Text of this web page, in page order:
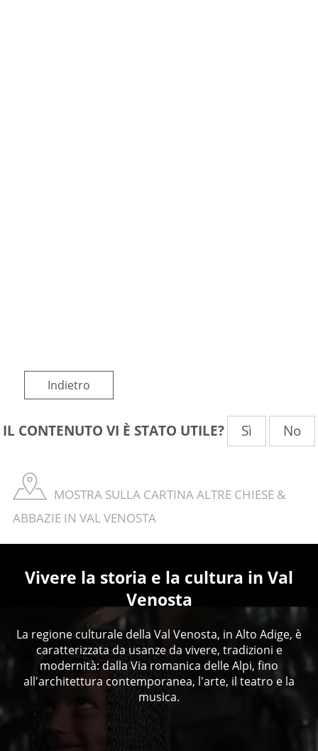
Indietro
IL CONTENUTO VI È STATO UTILE? Sì No
MOSTRA SULLA CARTINA ALTRE CHIESE &
ABBAZIE IN VAL VENOSTA
Vivere la storia e la cultura in Val
Venosta
La regione culturale della Val Venosta, in Alto Adige, è
caratterizzata da usanze da vivere, tradizioni e
modernità: dalla Via romanica delle Alpi, fino
all'architettura contemporanea, l'arte, il teatro e la
musica.